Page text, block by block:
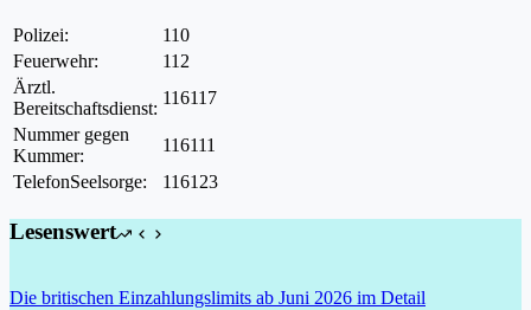
Polizei:
110
Feuerwehr:
112
Ärztl.
Bereitschaftsdienst:
116117
Nummer gegen
Kummer:
116111
TelefonSeelsorge:
116123
Lesenswert
Die britischen Einzahlungslimits ab Juni 2026 im Detail